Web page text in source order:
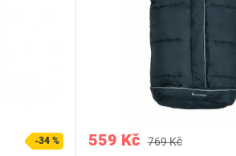
-34 % 559 Kč 769 Kč